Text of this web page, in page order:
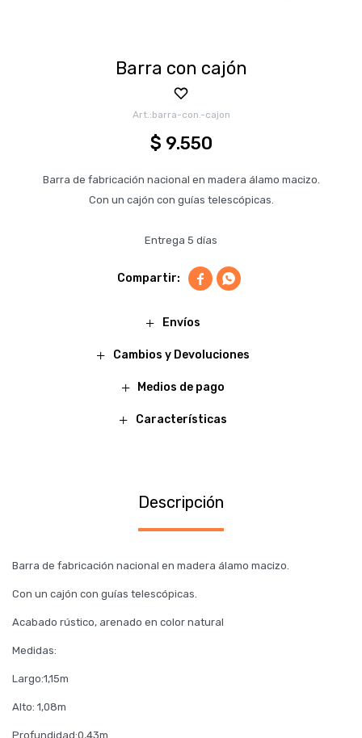
Barra con cajón
barra-con.-cajon
$ 9.550
Barra de fabricación nacional en madera álamo macizo.
Con un cajón con guías telescópicas.
Entrega 5 días
 
Envíos
Cambios y Devoluciones
Medios de pago
Características
Descripción
Barra de fabricación nacional en madera álamo macizo.
Con un cajón con guías telescópicas.
Acabado rústico, arenado en color natural
Medidas:
Largo:1,15m
Alto: 1,08m
Profundidad:0,43m